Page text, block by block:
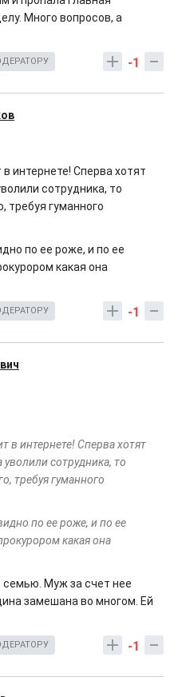
Много вопросов, а
-1
интернете! Сперва хотят
сотрудника, то
требуя гуманного
по ее роже, и по ее
какая она
-1
в интернете! Сперва хотят
сотрудника, то
требуя гуманного
по ее роже, и по ее
какая она
Муж за счет нее
замешана во многом. Ей
-1